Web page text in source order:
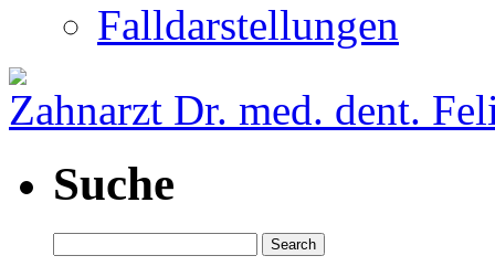
Falldarstellungen
Zahnarzt Dr. med. dent.
Suche